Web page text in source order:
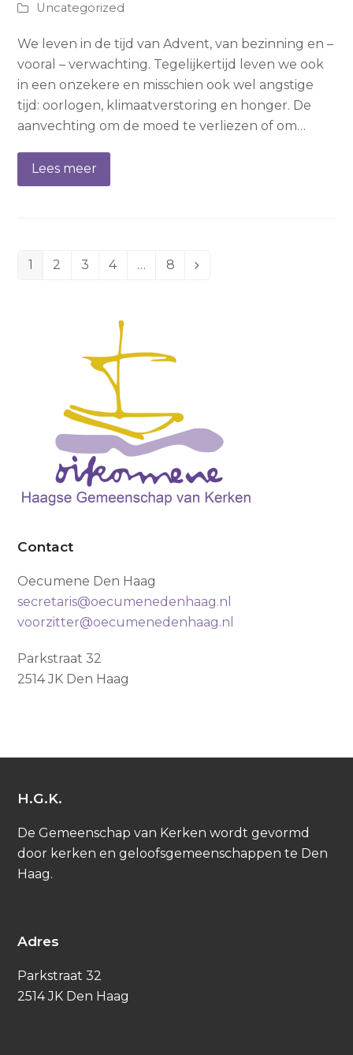
Uncategorized
We leven in de tijd van Advent, van bezinning en –
vooral – verwachting. Tegelijkertijd leven we ook
in een onzekere en misschien ook wel angstige
tijd: oorlogen, klimaatverstoring en honger. De
aanvechting om de moed te verliezen of om…
Lees meer
Page
1 Page
2 Page
3 Page
4 … Page
8 Volgende
Contact
Oecumene Den Haag
secretaris@oecumenedenhaag.nl
voorzitter@oecumenedenhaag.nl
Parkstraat 32
2514 JK Den Haag
H.G.K.
De Gemeenschap van Kerken wordt gevormd
door kerken en geloofsgemeenschappen te Den
Haag.
Adres
Parkstraat 32
2514 JK Den Haag